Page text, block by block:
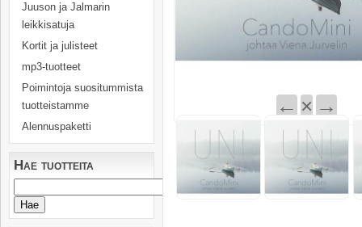
Juuson ja Jalmarin
leikkisatuja
Kortit ja julisteet
mp3-tuotteet
Poimintoja suositummista
tuotteistamme
Alennuspaketti
Hae tuotteita
← × →